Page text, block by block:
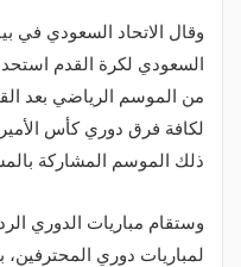
وقال الاتحاد السعودي في
السعودي لكرة القدم
لكافة فرق دوري كأس
ذلك الموسم المشاركة
وستقام مباريات الدوري
لمباريات دوري المحترفين،